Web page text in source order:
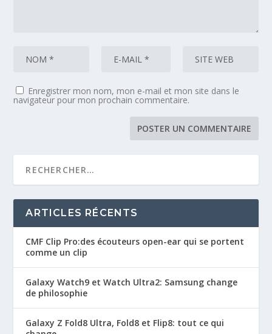
Enregistrer mon nom, mon e-mail et mon site dans le
navigateur pour mon prochain commentaire.
ARTICLES RÉCENTS
CMF Clip Pro:des écouteurs open-ear qui se portent
comme un clip
Galaxy Watch9 et Watch Ultra2: Samsung change
de philosophie
Galaxy Z Fold8 Ultra, Fold8 et Flip8: tout ce qui